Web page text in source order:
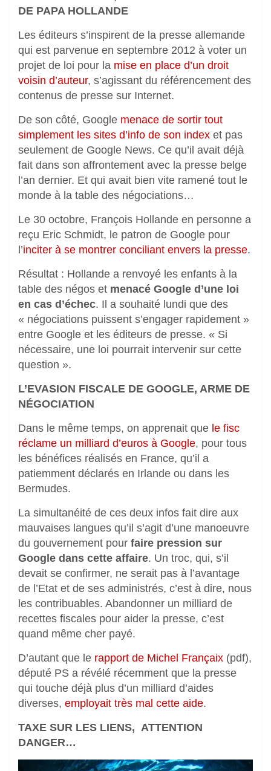
DE PAPA HOLLANDE
Les éditeurs s’inspirent de la presse allemande
qui est parvenue en septembre 2012 à voter un
projet de loi pour la mise en place d’un droit
voisin d’auteur, s’agissant du référencement des
contenus de presse sur Internet.
De son côté, Google menace de sortir tout
simplement les sites d’info de son index et pas
seulement de Google News. Ce qu’il avait déjà
fait dans son affrontement avec la presse belge
l’an dernier. Et qui avait bien vite ramené tout le
monde à la table des négociations…
Le 30 octobre, François Hollande en personne a
reçu Eric Schmidt, le patron de Google pour
l’inciter à se montrer conciliant envers la presse.
Résultat : Hollande a renvoyé les enfants à la
table des négos et menacé Google d’une loi
en cas d’échec. Il a souhaité lundi que des
« négociations puissent s’engager rapidement »
entre Google et les éditeurs de presse. « Si
nécessaire, une loi pourrait intervenir sur cette
question ».
L’EVASION FISCALE DE GOOGLE, ARME DE
NÉGOCIATION
Dans le même temps, on apprenait que le fisc
réclame un milliard d’euros à Google, pour tous
les bénéfices réalisés en France, qu’il a
patiemment déclarés en Irlande ou dans les
Bermudes.
La simultanéité de ces deux infos fait dire aux
mauvaises langues qu’il s’agit d’une manoeuvre
du gouvernement pour faire pression sur
Google dans cette affaire. Un troc, qui, s’il
devait se confirmer, ne serait pas à l’avantage
de l’Etat et de ses administrés, c’est à dire, nous
les contribuables. Abandonner un milliard de
recettes fiscales pour aider la presse, c’est
quand même cher payé.
D’autant que le rapport de Michel Françaix (pdf),
député PS a révélé récemment que la presse
qui touche déjà plus d’un milliard d’aides
diverses, employait très mal cette aide.
TAXE SUR LES LIENS, ATTENTION
DANGER…